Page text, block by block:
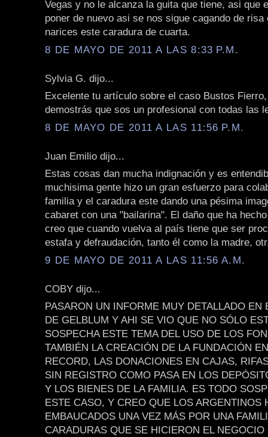
Vegas y no le alcanza la guita que tiene, asi que
poner de nuevo asi se nos sigue cagando de risa
narices este caradura de cuarta.
8 DE MAYO DE 2011 A LAS 8:33 P.M.
Sylvia G. dijo...
Excelente tu artículo sobre el caso Bustos
demostrás que sos un profesional con todas las
8 DE MAYO DE 2011 A LAS 11:56 P.M.
Juan Emilio dijo...
Estas cosas dan mucha indignación y es
muchisima gente hizo un gran esfuerzo para
familia y el caradura este dando una pésima
cabaret con una "bailarina". El daño que ha
creo que cuando vuelva al país tiene que ser
estafa y defraudación, tanto él como la madre,
9 DE MAYO DE 2011 A LAS 11:56 A.M.
COBY dijo...
PASARON UN INFORME MUY DETALLADO EN
DE GELBLUM Y AHI SE VIO QUE NO SÓLO
SOSPECHA ESTE TEMA DEL USO DE LOS
TAMBIÉN LA CREACIÓN DE LA FUNDACIÓN
RECORD, LAS DONACIONES EN CAJAS,
SIN REGISTRO COMO PASA EN LOS
Y LOS BIENES DE LA FAMILIA. ES TODO
ESTE CASO, Y CREO QUE LOS ARGENTINOS
EMBAUCADOS UNA VEZ MÁS POR UNA
CARADURAS QUE SE HICIERON EL NEGOCIO